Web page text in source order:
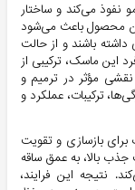
نفوذ می‌کند و ساختار
محصول باعث می‌شود
داشته باشند و از حالت
این ماسک، ترکیبی از
مؤثر در ترمیم و
ترکیبات، عملکرد و
برای بازسازی و تقویت
بالا، به عمق ساقه
نتیجه این فرایند،